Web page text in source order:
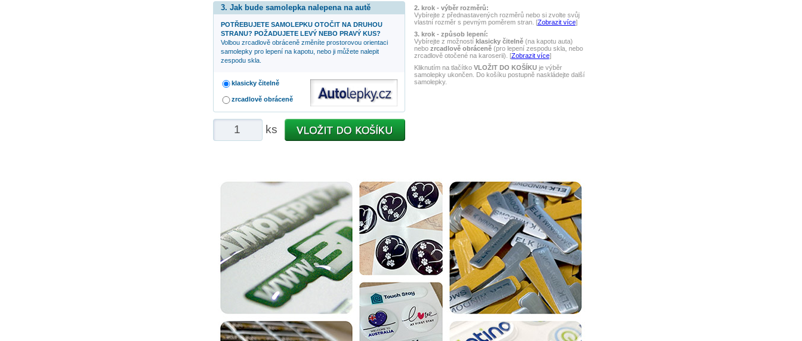
2. krok - výběr rozměrů:
Vybírejte z přednastavených rozměrů nebo si zvolte svůj
vlastní rozměr s pevným poměrem stran. [Zobrazit více]
3. krok - způsob lepení:
Vybírejte z možností klasicky čitelně(na kapotu auta)
nebo zrcadlově obráceně(pro lepení zespodu skla, nebo
zrcadlově otočené na karoserii). [Zobrazit více]
Kliknutím na tlačítko VLOŽIT DO KOŠÍKUje výběr
samolepky ukončen. Do košíku postupně naskládejte další
samolepky.
3. Jak bude samolepka nalepena na autě
POTŘEBUJETE SAMOLEPKU OTOČIT NA DRUHOU
STRANU? POŽADUJETE LEVÝ NEBO PRAVÝ KUS?
Volbou zrcadlově obráceně změníte prostorovou orientaci
samolepky pro lepení na kapotu, nebo ji můžete nalepit
zespodu skla.
klasicky čitelně
zrcadlově obráceně
ks